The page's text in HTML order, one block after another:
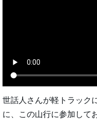
世話人さんが軽トラック
に、この山行に参加して